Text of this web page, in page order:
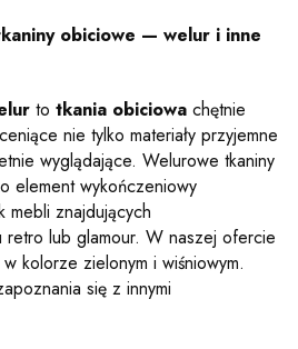
obiciowe — welur i inne
to tkania obiciowa chętnie
nie tylko materiały przyjemne
wyglądające. Welurowe tkaniny
element wykończeniowy
mebli znajdujących
retro lub glamour. W naszej ofercie
kolorze zielonym i wiśniowym.
się z innymi